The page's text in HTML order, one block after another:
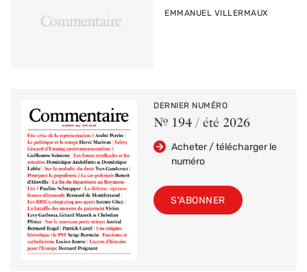
PAR
EMMANUEL VILLERMAUX
DERNIER NUMÉRO
Nº 194 / été 2026
Acheter / télécharger le
numéro
S'ABONNER